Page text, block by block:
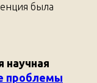
была
научная
проблемы